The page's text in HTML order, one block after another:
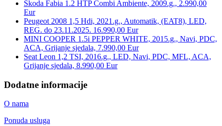
Škoda Fabia 1.2 HTP Combi Ambiente, 2009.g., 2.990,00
Eur
Peugeot 2008 1,5 Hdi, 2021.g., Automatik, (EAT8), LED,
REG. do 23.11.2025. 16.990,00 Eur
MINI COOPER 1.5i PEPPER WHITE, 2015.g., Navi, PDC,
ACA, Grijanje sjedala, 7.990,00 Eur
Seat Leon 1,2 TSI, 2016.g., LED, Navi, PDC, MFL, ACA,
Grijanje sjedala, 8.990,00 Eur
Dodatne informacije
O nama
Ponuda usluga